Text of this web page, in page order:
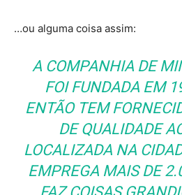
…ou alguma coisa assim:
A COMPANHIA DE
FOI FUNDADA EM
ENTÃO TEM
DE QUALIDADE
LOCALIZADA NA
EMPREGA MAIS DE